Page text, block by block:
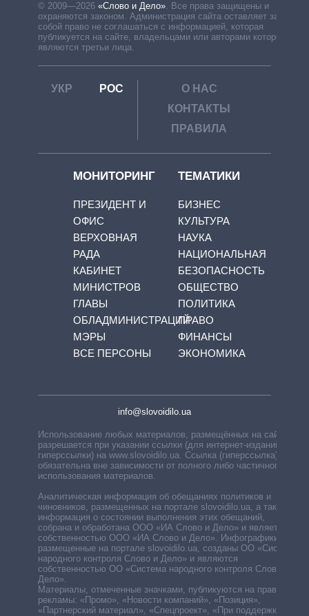
© 2009—2026 «Слово и Дело». Все права защищены и
охраняются законом. Администрация сайта оставляет за
собой право не соглашаться с информацией, которая
публикуется на сайте, владельцами или авторами которой
являются третьи лица.
УКР РОС
О НАС
КОНТАКТЫ
ПРАВИЛА
МОНИТОРИНГ
ПРЕЗИДЕНТ И
ОФИС
ВЕРХОВНАЯ
РАДА
КАБИНЕТ
МИНИСТРОВ
ГЛАВЫ
ОБЛАДМИНИСТРАЦИЙ
МЭРЫ
ВСЕ ПЕРСОНЫ
ТЕМАТИКИ
БИЗНЕС
КУЛЬТУРА
НАУКА
НАЦИОНАЛЬНАЯ
БЕЗОПАСНОСТЬ
ОБЩЕСТВО
ПОЛИТИКА
ПРАВО
ФИНАНСЫ
ЭКОНОМИКА
info@slovoidilo.ua
Использование любых материалов, размещённых на сайте,
разрешается при указании ссылки (для интернет-изданий —
гиперссылки) на www.slovoidilo.ua. Ссылка (гиперссылка)
обязательна вне зависимости от полного либо частичного
использования материалов.
Аналитическая информация об обещаниях политиков и
чиновников, размещенных на портале slovoidilo.ua, а также
информация о состоянии выполнения этих обещаний,
собрана и обработана ООО «ИА Слово и Дело» и является
собственностью ООО «ИА Слово и Дело». Инфографики,
размещенные на портале slovoidilo.ua, созданы ОО «Система
народного контроля Слово и Дело» и являются
собственностью ОО «Система народного контроля Слово и
Дело».
Материалы, отмеченные значками, публикуются на правах
рекламы: «Промо», «Новости компаний», «Позиция»,
«Партнерский материал», «Спецпроект», «При поддержке».